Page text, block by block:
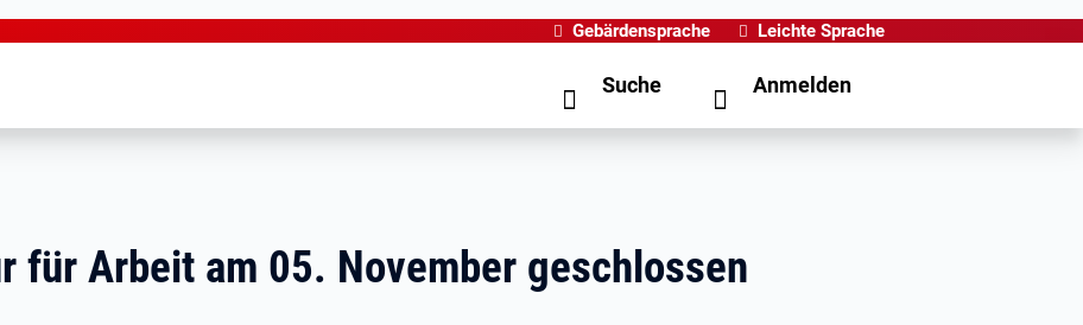
Gebärdensprache Leichte Sprache
Suche Anmelden
für Arbeit am 05. November geschlossen